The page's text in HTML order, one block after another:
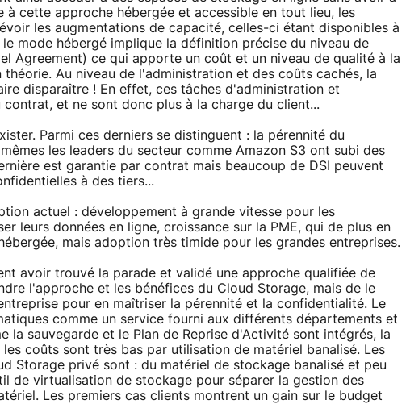
cette approche hébergée et accessible en tout lieu, les
les augmentations de capacité, celles-ci étant disponibles à
le mode hébergé implique la définition précise du niveau de
Agreement) ce qui apporte un coût et un niveau de qualité à la
Au niveau de l'administration et des coûts cachés, la
disparaître ! En effet, ces tâches d'administration et
et ne sont donc plus à la charge du client...
Parmi ces derniers se distinguent : la pérennité du
les leaders du secteur comme Amazon S3 ont subi des
est garantie par contrat mais beaucoup de DSI peuvent
à des tiers...
actuel : développement à grande vitesse pour les
leurs données en ligne, croissance sur la PME, qui de plus en
mais adoption très timide pour les grandes entreprises.
avoir trouvé la parade et validé une approche qualifiée de
l'approche et les bénéfices du Cloud Storage, mais de le
pour en maîtriser la pérennité et la confidentialité. Le
comme un service fourni aux différents départements et
la sauvegarde et le Plan de Reprise d'Activité sont intégrés, la
coûts sont très bas par utilisation de matériel banalisé. Les
Storage privé sont : du matériel de stockage banalisé et peu
de virtualisation de stockage pour séparer la gestion des
Les premiers cas clients montrent un gain sur le budget